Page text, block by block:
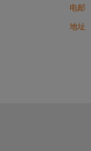
电邮
地址